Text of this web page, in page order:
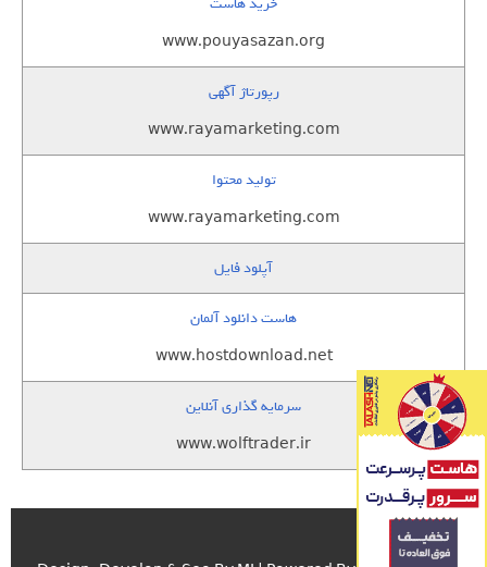
www.pouyasazan.org
رپورتاژ آگهی
www.rayamarketing.com
تولید محتوا
www.rayamarketing.com
آپلود فایل
هاست دانلود آلمان
www.hostdownload.net
سرمایه گذاری آنلاین
www.wolftrader.ir